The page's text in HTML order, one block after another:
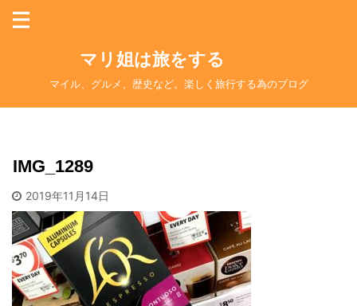
マリ姐は旅をする
マイル、グルメ、歴史など。楽しく旅行する為のブログ
IMG_1289
2019年11月14日